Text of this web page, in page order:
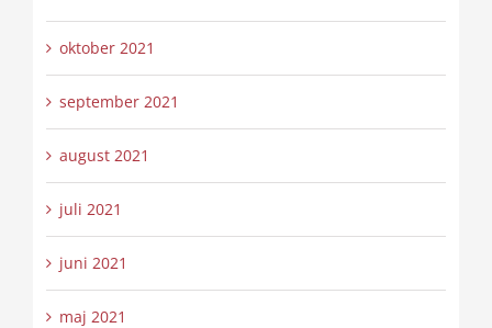
oktober 2021
september 2021
august 2021
juli 2021
juni 2021
maj 2021